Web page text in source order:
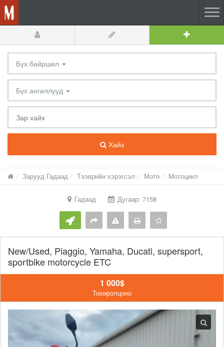
Бүх байршил
Бүх ангиллууд
Хайх
Зарууд Гадаад Тээврийн хэрэгсэл Мото Мотоцикл
Гадаад Дугаар: 7158
New/Used, Piaggio, Yamaha, Ducati, supersport,
sportbike motorcycle ETC
1 000$
Тохиролцоно